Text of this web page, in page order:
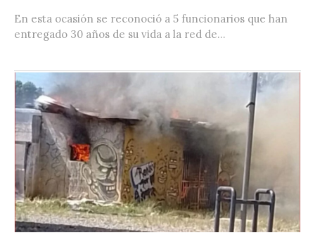
En esta ocasión se reconoció a 5 funcionarios que han
entregado 30 años de su vida a la red de...